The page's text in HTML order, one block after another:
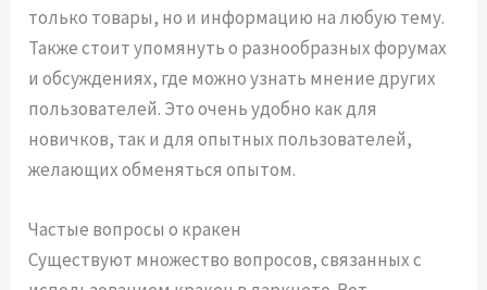
только товары, но и информацию на любую тему.
Также стоит упомянуть о разнообразных форумах
и обсуждениях, где можно узнать мнение других
пользователей. Это очень удобно как для
новичков, так и для опытных пользователей,
желающих обменяться опытом.
Частые вопросы о кракен
Существуют множество вопросов, связанных с